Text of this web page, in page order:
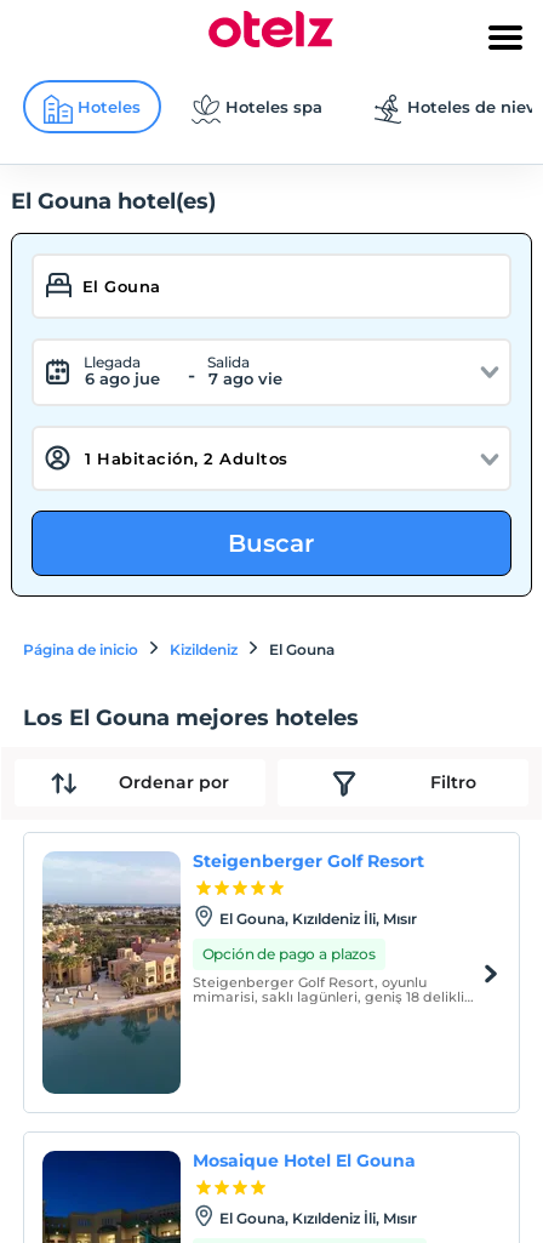
Hoteles Hoteles spa Hoteles de
El Gouna hotel(es)
Llegada
6 ago jue -
Salida
7 ago vie
Buscar
Página de inicio Kizildeniz El Gouna
Los El Gouna mejores hoteles
Ordenar por Filtro
Steigenberger Golf Resort
El Gouna, Kızıldeniz İli, Mısır
Opción de pago a plazos
Steigenberger Golf Resort, oyunlu
mimarisi, saklı lagünleri, geniş 18 delikli
Mosaique Hotel El Gouna
El Gouna, Kızıldeniz İli, Mısır